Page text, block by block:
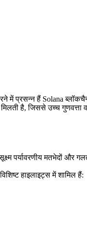
प्रसन्न हैं Solana
है, जिससे उच्च गुणवत्ता
पर्यावरणीय मतभेदों और
हाइलाइट्स में शामिल हैं: